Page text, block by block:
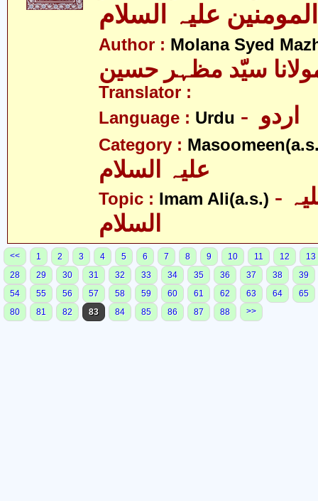
Author : Molana Syed
سیّد مظہر حسین
Translator :
Language : Urdu
Category :
Topic : Imam Ali(a.s.) - امام علی علیہ
السلام
<< 1 2 3 4 5 6 7 8 9 10 11 12
13
28
29 30 31 32 33 34 35 36 37 38
39
54
55 56 57 58 59 60 61 62 63 64
65
80
81 82 83 84 85 86 87 88 >>